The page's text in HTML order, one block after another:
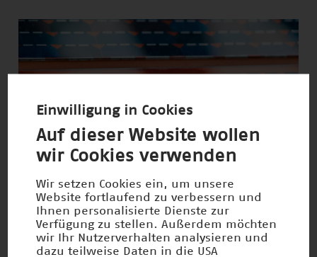
Radaraugen im All
Nominiert 2012
Einwilligung in Cookies
Auf dieser Website wollen
wir Cookies verwenden
Wir setzen Cookies ein, um unsere
Website fortlaufend zu verbessern und
Ihnen personalisierte Dienste zur
Verfügung zu stellen. Außerdem möchten
wir Ihr Nutzerverhalten analysieren und
dazu teilweise Daten in die USA